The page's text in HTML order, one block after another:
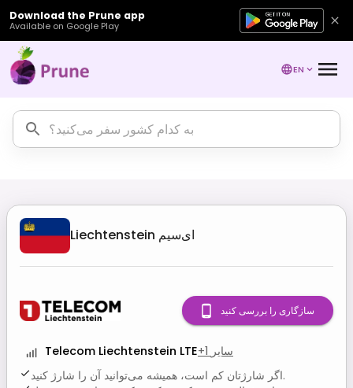
Download the Prune app
Available on Google Play
EN
Liechtenstein ای‌سیم
Telecom Liechtenstein LTE+1 سایر
اگر شارژتان کم است، همیشه می‌توانید آن را شارژ کنید.
سازگاری را بررسی کنید